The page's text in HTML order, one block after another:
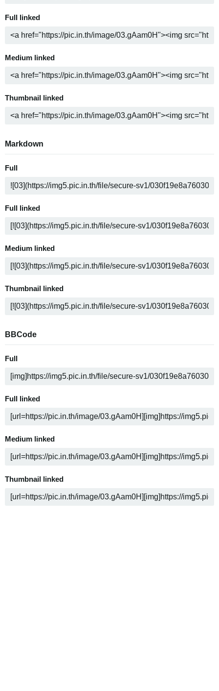
Full linked
Medium linked
Thumbnail linked
Markdown
Full
Full linked
Medium linked
Thumbnail linked
BBCode
Full
Full linked
Medium linked
Thumbnail linked